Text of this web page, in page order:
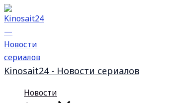
Перейти
к
содержимому
Kinosait24 - Новости сериалов
Новости